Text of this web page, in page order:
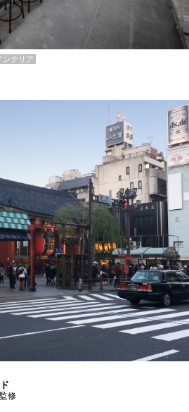
ンテリア
修